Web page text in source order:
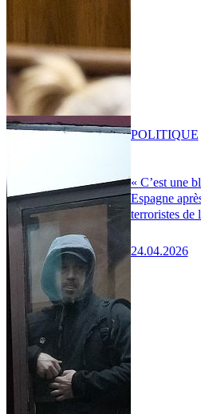
« C’est une
Espagne
terroristes de
24.04.2026
POLITIQUE